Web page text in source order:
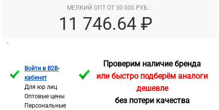
МЕЛКИЙ ОПТ ОТ 30 000 РУБ.:
11 746.64 ₽
Войти в B2B-
кабинет
Для юр лиц
Оптовые цены
Персональные
Проверим наличие бренда
или быстро подберём аналоги
дешевле
без потери качества